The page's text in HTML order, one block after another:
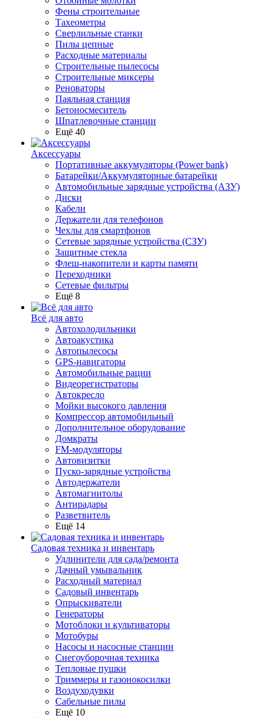
Фены строительные
Тахеометры
Сверлильные станки
Пилы цепные
Расходные материалы
Строительные пылесосы
Строительные миксеры
Реноваторы
Паяльная станция
Бетоносмеситель
Шпатлевочные станции
Ещё 40
Аксессуары
Портативные аккумуляторы (Power bank)
Батарейки/Аккумуляторные батарейки
Автомобильные зарядные устройства (АЗУ)
Диски
Кабели
Держатели для телефонов
Чехлы для смартфонов
Сетевые зарядные устройства (СЗУ)
Защитные стекла
Флеш-накопители и карты памяти
Переходники
Сетевые фильтры
Ещё 8
Всё для авто
Автохолодильники
Автоакустика
Автопылесосы
GPS-навигаторы
Автомобильные рации
Видеорегистраторы
Автокресло
Мойки высокого давления
Компрессор автомобильный
Дополнительное оборудование
Домкраты
FM-модуляторы
Автовизитки
Пуско-зарядные устройства
Автодержатели
Автомагнитолы
Антирадары
Разветвитель
Ещё 14
Садовая техника и инвентарь
Удлинители для сада/ремонта
Дачный умывальник
Расходный материал
Садовый инвентарь
Опрыскиватели
Генераторы
Мотоблоки и культиваторы
Мотобуры
Насосы и насосные станции
Снегоуборочная техника
Тепловые пушки
Триммеры и газонокосилки
Воздуходувки
Сабельные пилы
Ещё 10